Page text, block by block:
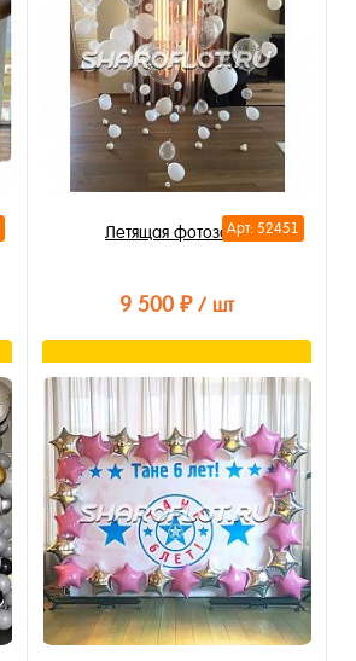
В избранное
В наличии
Арт: 52451
Летящая фотозона
9 500 ₽/ шт
В корзину
Купить в 1 клик
В избранное
В наличии